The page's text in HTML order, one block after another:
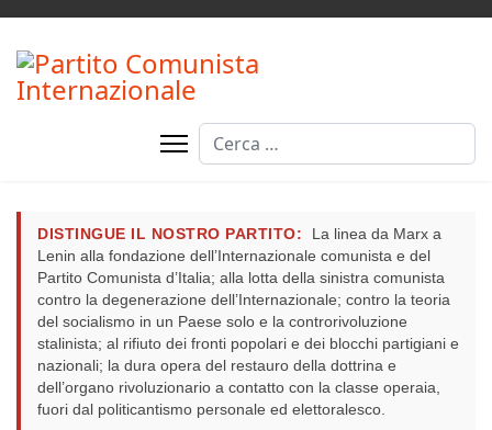
Cerca
DISTINGUE IL NOSTRO PARTITO:
La linea da Marx a
Lenin alla fondazione dell’Internazionale comunista e del
Partito Comunista d’Italia; alla lotta della sinistra comunista
contro la degenerazione dell’Internazionale; contro la teoria
del socialismo in un Paese solo e la controrivoluzione
stalinista; al rifiuto dei fronti popolari e dei blocchi partigiani e
nazionali; la dura opera del restauro della dottrina e
dell’organo rivoluzionario a contatto con la classe operaia,
fuori dal politicantismo personale ed elettoralesco.